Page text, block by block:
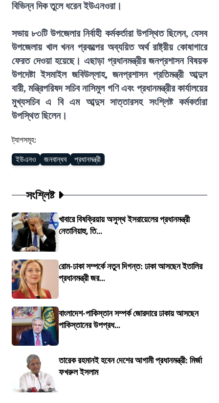
বিভিন্ন দিক তুলে ধরেন ইউএনওরা।
সভায় ৮৩টি উপজেলার নির্বাহী কর্মকর্তারা উপস্থিত ছিলেন, যেসব
উপজেলায় খাল খনন প্রকল্পের অব্যয়িত অর্থ রাষ্ট্রীয় কোষাগারে
ফেরত দেওয়া হয়েছে। এছাড়া প্রধানমন্ত্রীর জনপ্রশাসন বিষয়ক
উপদেষ্টা ইসমাইল জবিউল্লাহ, জনপ্রশাসন প্রতিমন্ত্রী আব্দুল
বারী, মন্ত্রিপরিষদ সচিব নাসিমুল গণি এবং প্রধানমন্ত্রীর কার্যালয়ের
মুখ্যসচিব এ বি এম আব্দুস সাত্তারসহ সংশ্লিষ্ট কর্মকর্তারা
উপস্থিত ছিলেন।
ট্যাগসমূহ:
ইউএনও জনবান্ধব প্রধানমন্ত্রী
সংশ্লিষ্ট
খাবারে বিষক্রিয়ায় অসুস্থ ইসরায়েলের প্রধানমন্ত্রী
নেতানিয়াহু, তি...
রোম-ঢাকা সম্পর্কে নতুন দিগন্ত: ঢাকা আসছেন ইতালির
প্রধানমন্ত্রী জর...
বাংলাদেশ-পাকিস্তান সম্পর্ক জোরদারে ঢাকায় আসছেন
পাকিস্তানের উপপ্রধ...
তারেক রহমানই হবেন দেশের আগামী প্রধানমন্ত্রী: মির্জা
ফখরুল ইসলাম